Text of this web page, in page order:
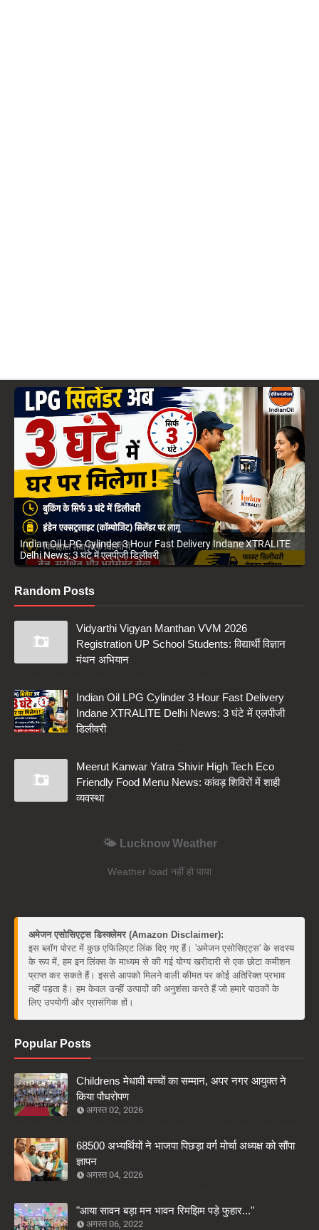
Indian Oil LPG Cylinder 3 Hour Fast Delivery Indane XTRALITE
Delhi News: 3 घंटे में एलपीजी डिलीवरी
Random Posts
Vidyarthi Vigyan Manthan VVM 2026
Registration UP School Students: विद्यार्थी विज्ञान
मंथन अभियान
Indian Oil LPG Cylinder 3 Hour Fast Delivery
Indane XTRALITE Delhi News: 3 घंटे में एलपीजी
डिलीवरी
Meerut Kanwar Yatra Shivir High Tech Eco
Friendly Food Menu News: कांवड़ शिविरों में शाही
व्यवस्था
🌤️ Lucknow Weather
Weather load नहीं हो पाया
अमेजन एसोसिएट्स डिस्क्लेमर (Amazon Disclaimer):
इस ब्लॉग पोस्ट में कुछ एफिलिएट लिंक दिए गए हैं। 'अमेजन एसोसिएट्स' के सदस्य
के रूप में, हम इन लिंक्स के माध्यम से की गई योग्य खरीदारी से एक छोटा कमीशन
प्राप्त कर सकते हैं। इससे आपको मिलने वाली कीमत पर कोई अतिरिक्त प्रभाव
नहीं पड़ता है। हम केवल उन्हीं उत्पादों की अनुशंसा करते हैं जो हमारे पाठकों के
लिए उपयोगी और प्रासंगिक हों।
Popular Posts
Childrens मेधावी बच्चों का सम्मान, अपर नगर आयुक्त ने
किया पौधरोपण
अगस्त 02, 2026
68500 अभ्यर्थियों ने भाजपा पिछड़ा वर्ग मोर्चा अध्यक्ष को सौंपा
ज्ञापन
अगस्त 04, 2026
"आया सावन बड़ा मन भावन रिमझिम पड़े फुहार..."
अगस्त 06, 2022